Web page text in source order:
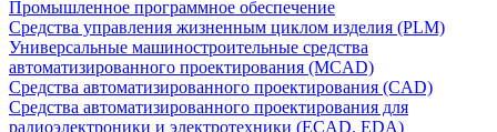
Промышленное программное обеспечение
Средства управления жизненным циклом изделия (PLM)
Универсальные машиностроительные средства
автоматизированного проектирования (MCAD)
Средства автоматизированного проектирования (CAD)
Средства автоматизированного проектирования для
радиоэлектроники и электротехники (ECAD, EDA)